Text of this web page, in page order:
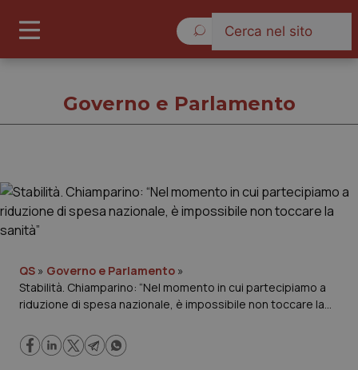
Cronache
Governo e Parlamento
Regioni e Asl
Lavoro e Professioni
Governo e Parlamento
QS » Governo e Parlamento »
Stabilità. Chiamparino: “Nel momento in cui partecipiamo a
riduzione di spesa nazionale, è impossibile non toccare la